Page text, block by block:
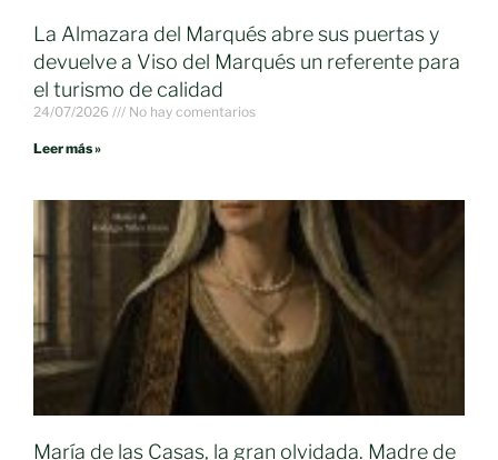
La Almazara del Marqués abre sus puertas y
devuelve a Viso del Marqués un referente para
el turismo de calidad
24/07/2026 No hay comentarios
Leer más »
María de las Casas, la gran olvidada. Madre de